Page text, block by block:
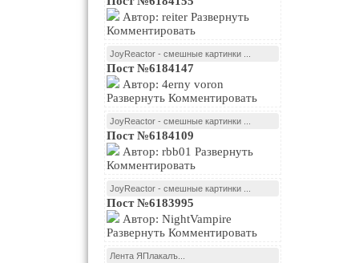
Комментировать
JoyReactor - смешные картинки ...
Пост №6184147
Развернуть Комментировать
JoyReactor - смешные картинки ...
Пост №6184109
Комментировать
JoyReactor - смешные картинки ...
Пост №6183995
Развернуть Комментировать
Лента ЯПлакалъ...